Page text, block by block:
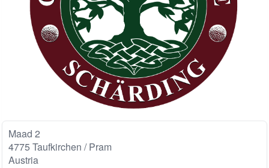
Maad 2
4775 Taufkirchen / Pram
Austria